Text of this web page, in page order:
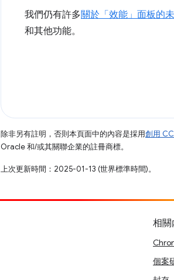
我們仍有許多關於「效能」面板的
和其他功能。
除非另有註明，否則本頁面中的內容是採用創用
Oracle 和/或其關聯企業的註冊商標。
上次更新時間：2025-01-13 (世界標準時間)。
相關
個案